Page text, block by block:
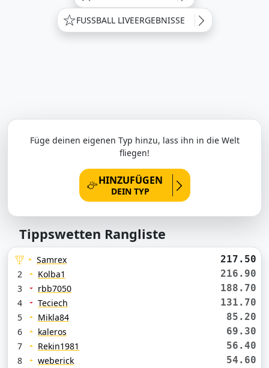
FUSSBALL LIVEERGEBNISSE
Füge deinen eigenen Typ hinzu, lass ihn in die Welt
fliegen!
HINZUFÜGEN
DEIN TYP
Tippswetten Rangliste
Samrex
217.50
2
Kolba1
216.90
3
rbb7050
188.70
4
Teciech
131.70
5
Mikla84
85.20
6
kaleros
69.30
7
Rekin1981
56.40
8
weberick
54.60